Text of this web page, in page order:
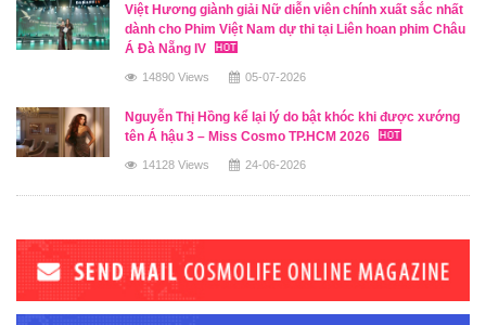
Việt Hương giành giải Nữ diễn viên chính xuất sắc nhất
dành cho Phim Việt Nam dự thi tại Liên hoan phim Châu
Á Đà Nẵng IV
14890 Views 05-07-2026
Nguyễn Thị Hồng kể lại lý do bật khóc khi được xướng
tên Á hậu 3 – Miss Cosmo TP.HCM 2026
14128 Views 24-06-2026